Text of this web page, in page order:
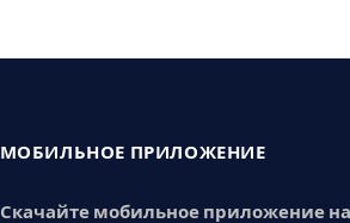
МОБИЛЬНОЕ ПРИЛОЖЕНИЕ
Скачайте мобильное приложение